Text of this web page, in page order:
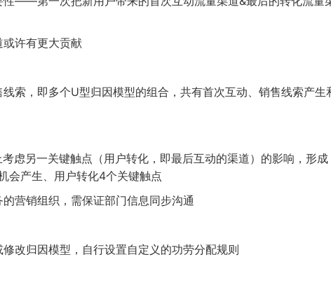
许有更大贡献
索，即多个U型归因模型的组合，共有首次互动、销售线索产生
虑另一关键触点（用户转化，即最后互动的渠道）的影响，形成
会产生、用户转化4个关键触点
营销组织，需保证部门信息同步沟通
改归因模型，自行设置自定义的功劳分配规则